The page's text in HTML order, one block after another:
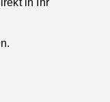
in Ihr